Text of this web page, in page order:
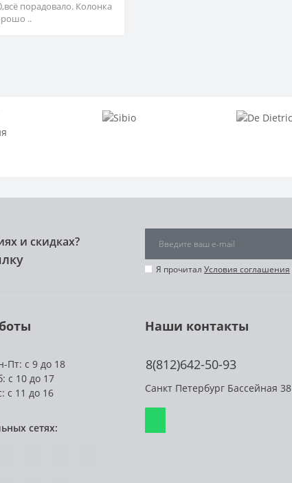
порадовало. Колонка
..
и скидках?
Я прочитал Условия соглашения
Пт: с 9 до 18
с 10 до 17
с 11 до 16
сетях:
Наши контакты
8(812)642-50-93
Санкт Петербург Бассейная 38